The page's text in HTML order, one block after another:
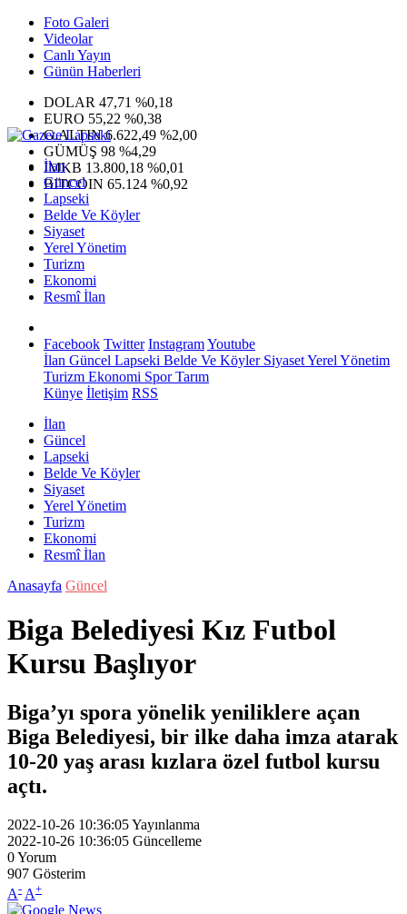
Foto Galeri
Videolar
Canlı Yayın
Günün Haberleri
DOLAR 47,71 %0,18
EURO 55,22 %0,38
G.ALTIN6.622,49 %2,00
GÜMÜŞ 98 %4,29
IMKB 13.800,18 %0,01
BITCOIN 65.124 %0,92
İlan
Güncel
Lapseki
Belde Ve Köyler
Siyaset
Yerel Yönetim
Turizm
Ekonomi
Resmî İlan
Facebook Twitter InstagramYoutube
İlan Güncel Lapseki Belde Ve KöylerSiyasetYerel Yönetim
Turizm Ekonomi SporTarım
Künye İletişim RSS
İlan
Güncel
Lapseki
Belde Ve Köyler
Siyaset
Yerel Yönetim
Turizm
Ekonomi
Resmî İlan
Anasayfa Güncel
Biga Belediyesi Kız Futbol
Kursu Başlıyor
Biga’yı spora yönelik yeniliklere açan
Biga Belediyesi, bir ilke daha imza atarak
10-20 yaş arası kızlara özel futbol kursu
açtı.
2022-10-26 10:36:05Yayınlanma
2022-10-26 10:36:05 Güncelleme
0Yorum
907 Gösterim
A- A+